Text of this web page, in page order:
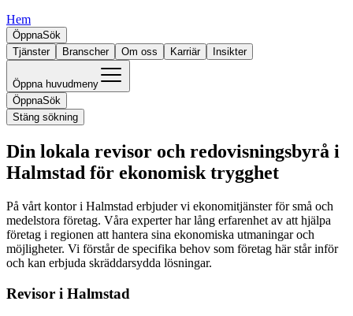
Hem
ÖppnaSök
Tjänster
Branscher Om oss Karriär Insikter
Öppna huvudmeny
ÖppnaSök
Stäng sökning
Din lokala revisor och redovisningsbyrå i
Halmstad för ekonomisk trygghet
På vårt kontor i Halmstad erbjuder vi ekonomitjänster för små och
medelstora företag. Våra experter har lång erfarenhet av att hjälpa
företag i regionen att hantera sina ekonomiska utmaningar och
möjligheter. Vi förstår de specifika behov som företag här står inför
och kan erbjuda skräddarsydda lösningar.
Revisor i Halmstad